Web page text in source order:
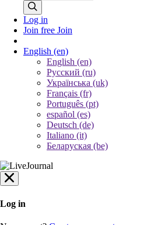
Log in
Join free Join
English (en)
English (en)
Русский (ru)
Українська (uk)
Français (fr)
Português (pt)
español (es)
Deutsch (de)
Italiano (it)
Беларуская (be)
Log in